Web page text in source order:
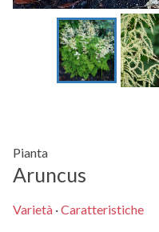
Pianta
Aruncus
Varietà ·Caratteristiche